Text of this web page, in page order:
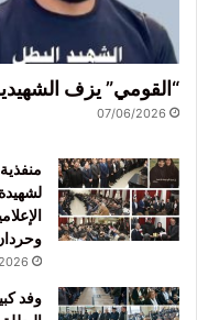
“القومي” يزف
07/06/2026
وفد